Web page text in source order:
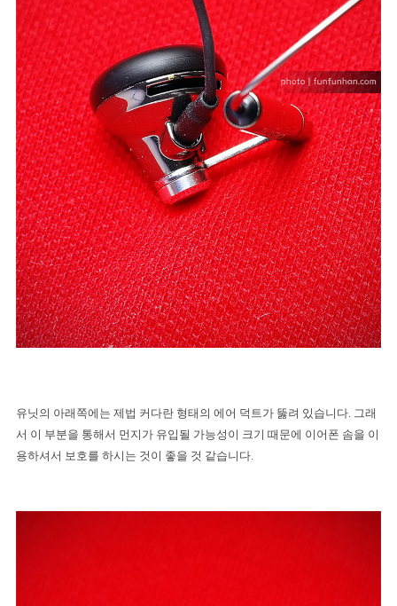
유닛의 아래쪽에는 제법 커다란 형태의 에어 덕트가 뚫려 있습니다 그래
서 이 부분을 통해서 먼지가 유입될 가능성이 크기 때문에 이어폰 솜을 이
용하셔서 보호를 하시는 것이 좋을 것 같습니다